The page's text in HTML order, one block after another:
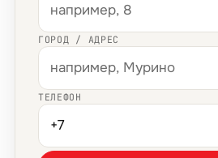
ГОРОД / АДРЕС
ТЕЛЕФОН